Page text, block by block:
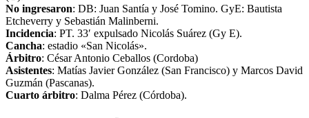
No ingresaron: DB: Juan Santía y José Tomino. GyE: Bautista
Etcheverry y Sebastián Malinberni.
Incidencia: PT. 33′ expulsado Nicolás Suárez (Gy E).
Cancha: estadio «San Nicolás».
Árbitro: César Antonio Ceballos (Cordoba)
Asistentes: Matías Javier González (San Francisco) y Marcos David
Guzmán (Pascanas).
Cuarto árbitro: Dalma Pérez (Córdoba).